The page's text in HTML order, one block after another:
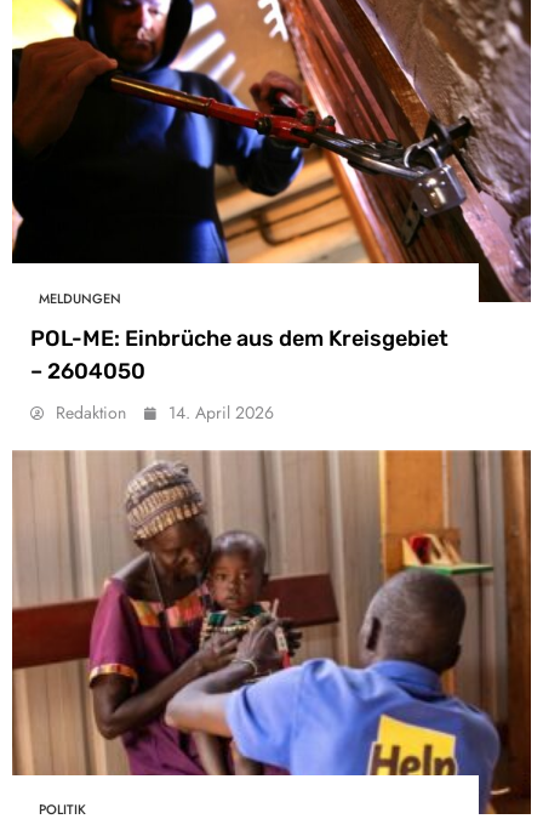
MELDUNGEN
POL-ME: Einbrüche aus dem Kreisgebiet
– 2604050
Redaktion 14. April 2026
POLITIK